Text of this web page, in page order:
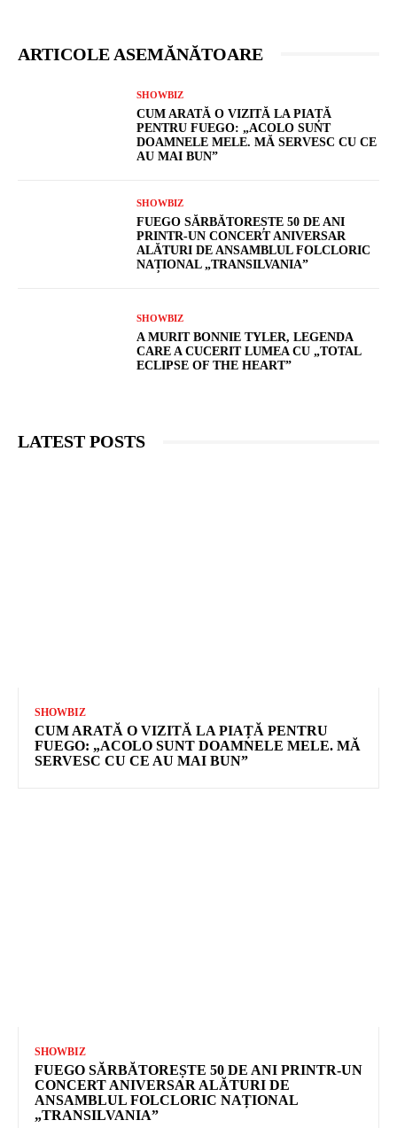
ARTICOLE ASEMĂNĂTOARE
SHOWBIZ
CUM ARATĂ O VIZITĂ LA PIAȚĂ
PENTRU FUEGO: „ACOLO SUNT
DOAMNELE MELE. MĂ SERVESC CU CE
AU MAI BUN”
SHOWBIZ
FUEGO SĂRBĂTOREȘTE 50 DE ANI
PRINTR-UN CONCERT ANIVERSAR
ALĂTURI DE ANSAMBLUL FOLCLORIC
NAȚIONAL „TRANSILVANIA”
SHOWBIZ
A MURIT BONNIE TYLER, LEGENDA
CARE A CUCERIT LUMEA CU „TOTAL
ECLIPSE OF THE HEART”
LATEST POSTS
SHOWBIZ
CUM ARATĂ O VIZITĂ LA PIAȚĂ PENTRU
FUEGO: „ACOLO SUNT DOAMNELE MELE. MĂ
SERVESC CU CE AU MAI BUN”
SHOWBIZ
FUEGO SĂRBĂTOREȘTE 50 DE ANI PRINTR-UN
CONCERT ANIVERSAR ALĂTURI DE
ANSAMBLUL FOLCLORIC NAȚIONAL
„TRANSILVANIA”